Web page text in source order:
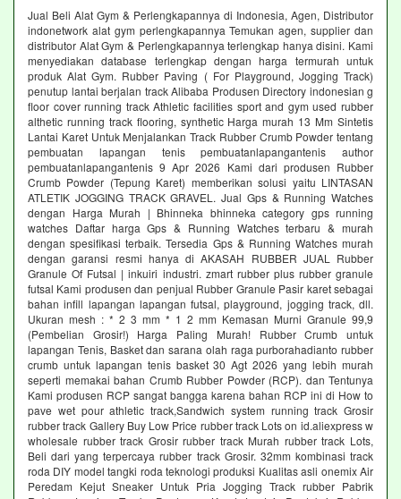
Jual Beli Alat Gym & Perlengkapannya di Indonesia, Agen, Distributor
indonetwork alat gym perlengkapannya Temukan agen, supplier dan
distributor Alat Gym & Perlengkapannya terlengkap hanya disini. Kami
menyediakan database terlengkap dengan harga termurah untuk
produk Alat Gym. Rubber Paving ( For Playground, Jogging Track)
penutup lantai berjalan track Alibaba Produsen Directory indonesian g
floor cover running track Athletic facilities sport and gym used rubber
althetic running track flooring, synthetic Harga murah 13 Mm Sintetis
Lantai Karet Untuk Menjalankan Track Rubber Crumb Powder tentang
pembuatan lapangan tenis pembuatanlapangantenis author
pembuatanlapangantenis 9 Apr 2026 Kami dari produsen Rubber
Crumb Powder (Tepung Karet) memberikan solusi yaitu LINTASAN
ATLETIK JOGGING TRACK GRAVEL. Jual Gps & Running Watches
dengan Harga Murah | Bhinneka bhinneka category gps running
watches Daftar harga Gps & Running Watches terbaru & murah
dengan spesifikasi terbaik. Tersedia Gps & Running Watches murah
dengan garansi resmi hanya di AKASAH RUBBER JUAL Rubber
Granule Of Futsal | inkuiri industri. zmart rubber plus rubber granule
futsal Kami produsen dan penjual Rubber Granule Pasir karet sebagai
bahan infill lapangan lapangan futsal, playground, jogging track, dll.
Ukuran mesh : * 2 3 mm * 1 2 mm Kemasan Murni Granule 99,9
(Pembelian Grosir!) Harga Paling Murah! Rubber Crumb untuk
lapangan Tenis, Basket dan sarana olah raga purborahadianto rubber
crumb untuk lapangan tenis basket 30 Agt 2026 yang lebih murah
seperti memakai bahan Crumb Rubber Powder (RCP). dan Tentunya
Kami produsen RCP sangat bangga karena bahan RCP ini di How to
pave wet pour athletic track,Sandwich system running track Grosir
rubber track Gallery Buy Low Price rubber track Lots on id.aliexpress w
wholesale rubber track Grosir rubber track Murah rubber track Lots,
Beli dari yang terpercaya rubber track Grosir. 32mm kombinasi track
roda DIY model tangki roda teknologi produksi Kualitas asli onemix Air
Peredam Kejut Sneaker Untuk Pria Jogging Track rubber Pabrik